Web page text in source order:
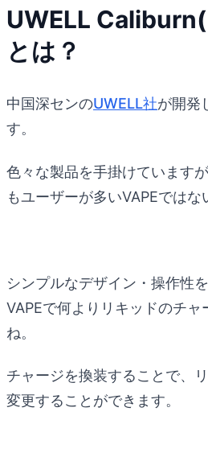
UWELL
とは？
中国深センのUWELL社が開発
す。
色々な製品を手掛けています
もユーザーが多いVAPEではな
シンプルなデザイン・操作性
VAPEで何よりリキッドのチ
ね。
チャージを換装することで、
変更することができます。